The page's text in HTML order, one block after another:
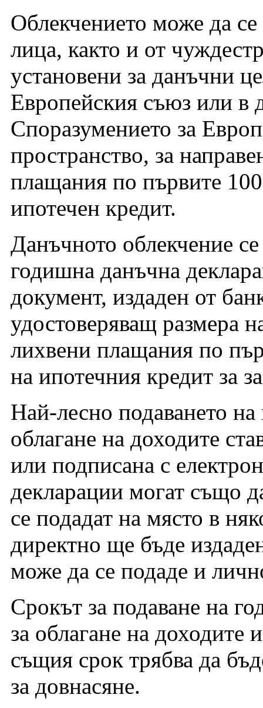
Облекчението може да
лица, както и от
установени за данъчни
Европейския съюз или в
Споразумението за
пространство, за
плащания по първите
ипотечен кредит.
Данъчното облекчение
годишна данъчна
документ, издаден от
удостоверяващ размера
лихвени плащания по
на ипотечния кредит за
Най-лесно подаването
облагане на доходите
или подписана с
декларации могат също
се подадат на място в
директно ще бъде
може да се подаде и
Срокът за подаване на
за облагане на доходите
същия срок трябва да
за довнасяне.